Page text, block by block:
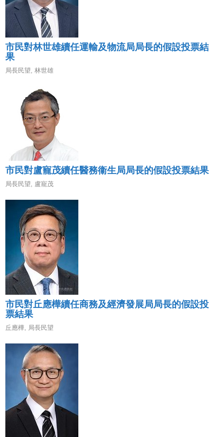
市民對林世雄續任運輸及物流局局長的假設投票結
果
局長民望, 林世雄
市民對盧寵茂續任醫務衞生局局長的假設投票結果
局長民望, 盧寵茂
市民對丘應樺續任商務及經濟發展局局長的假設投
票結果
丘應樺, 局長民望